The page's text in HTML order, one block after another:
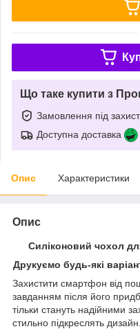
Що таке купити з
Замовлення під
Доступна доставка
Опис Характеристики
Опис
Силіконовий чохол
Друкуємо будь-які
Захистити смартфон від
завданням після його
тільки стануть надійними
стильно підкреслять